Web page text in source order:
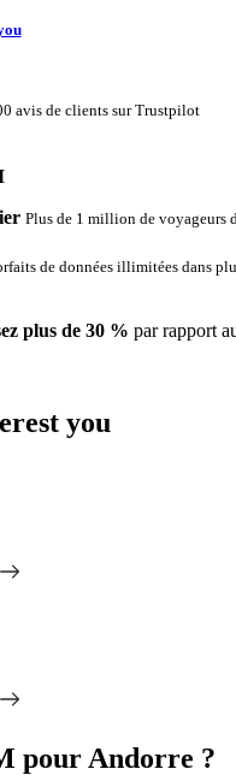
avis de clients sur Trustpilot
Plus de 1 million de voyageurs
de données illimitées dans
plus de 30 % par rapport
you
pour Andorre ?